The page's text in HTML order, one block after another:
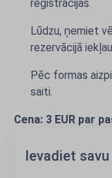
reģistrācijas.
Lūdzu, ņemiet
rezervācijā
Pēc formas
saiti.
Cena: 3 EUR par
Ievadiet